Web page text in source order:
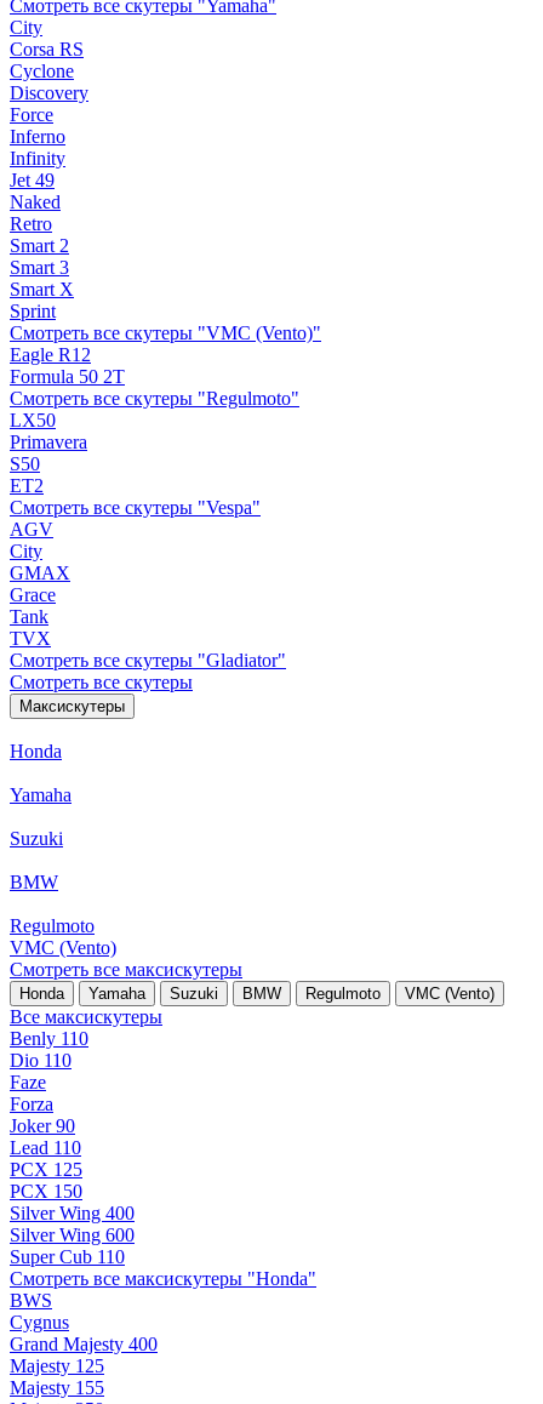
Смотреть все скутеры "Yamaha"
City
Corsa RS
Cyclone
Discovery
Force
Inferno
Infinity
Jet 49
Naked
Retro
Smart 2
Smart 3
Smart X
Sprint
Смотреть все скутеры "VMC (Vento)"
Eagle R12
Formula 50 2Т
Смотреть все скутеры "Regulmoto"
LX50
Primavera
S50
ET2
Смотреть все скутеры "Vespa"
AGV
City
GMAX
Grace
Tank
TVX
Смотреть все скутеры "Gladiator"
Смотреть все скутеры
Максискутеры
Honda
Yamaha
Suzuki
BMW
Regulmoto
VMC (Vento)
Смотреть все максискутеры
Honda Yamaha Suzuki BMW Regulmoto VMC (Vento)
Все максискутеры
Benly 110
Dio 110
Faze
Forza
Joker 90
Lead 110
PCX 125
PCX 150
Silver Wing 400
Silver Wing 600
Super Cub 110
Смотреть все максискутеры "Honda"
BWS
Cygnus
Grand Majesty 400
Majesty 125
Majesty 155